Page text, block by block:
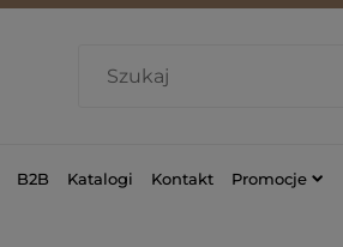
B2B Katalogi Kontakt Promocje